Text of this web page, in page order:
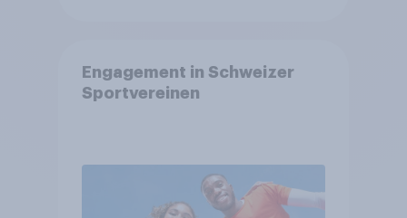
Engagement in Schweizer
Sportvereinen